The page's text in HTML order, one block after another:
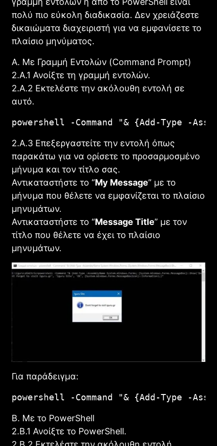
πολύ πιο εύκολη διαδικασία. Δεν χρειάζεστε
δικαιώματα διαχειριστή για να εμφανίσετε το
πλαίσιο μηνύματος.
Α. Με Γραμμή Eντολών (Command Prompt)
2.Α.1 Ανοίξτε τη γραμμή εντολών.
2.Α.2 Εκτελέστε την ακόλουθη εντολή σε
αυτό.
powershell -Command "& {Add-Type -
2.A.3 Επεξεργαστείτε την εντολή όπως
παρακάτω για να ορίσετε το προσαρμοσμένο
μήνυμα και τον τίτλο σας.
Αντικαταστήστε το “My Message” με το
μήνυμα που θέλετε να εμφανίζεται το πλαίσιο
μηνυμάτων.
Αντικαταστήστε το “Message Title” με τον
τίτλο που θέλετε να έχει το πλαίσιο
μηνυμάτων.
Για παράδειγμα:
powershell -Command "& {Add-Type -
Β. Με το PowerShell
2.Β.1 Ανοίξτε το PowerShell.